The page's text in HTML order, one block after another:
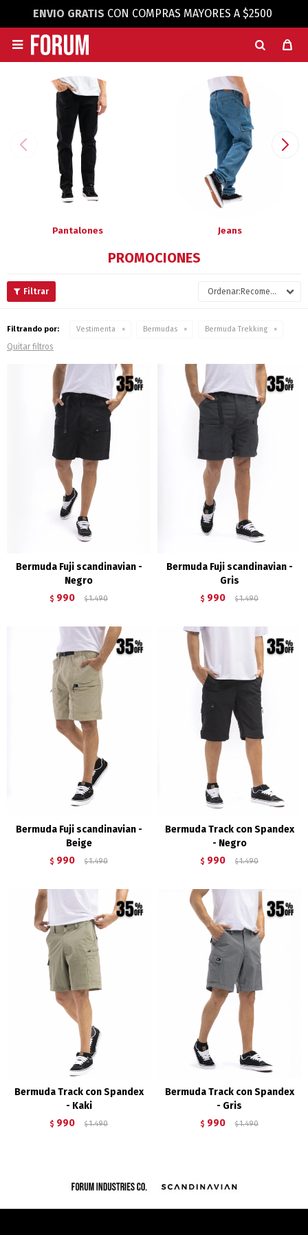
ENVIO GRATIS CON COMPRAS MAYORES A $2500

Pantalones Jeans
PROMOCIONES
Recomendados
Filtrando por: Vestimenta Bermudas Bermuda Trekking
Quitar filtros
Bermuda Fuji scandinavian -
Negro
$ 990 $ 1.490
Bermuda Fuji scandinavian -
Gris
$ 990 $ 1.490
Bermuda Fuji scandinavian -
Beige
$ 990 $ 1.490
Bermuda Track con Spandex
- Negro
$ 990 $ 1.490
Bermuda Track con Spandex
- Kaki
$ 990 $ 1.490
Bermuda Track con Spandex
- Gris
$ 990 $ 1.490